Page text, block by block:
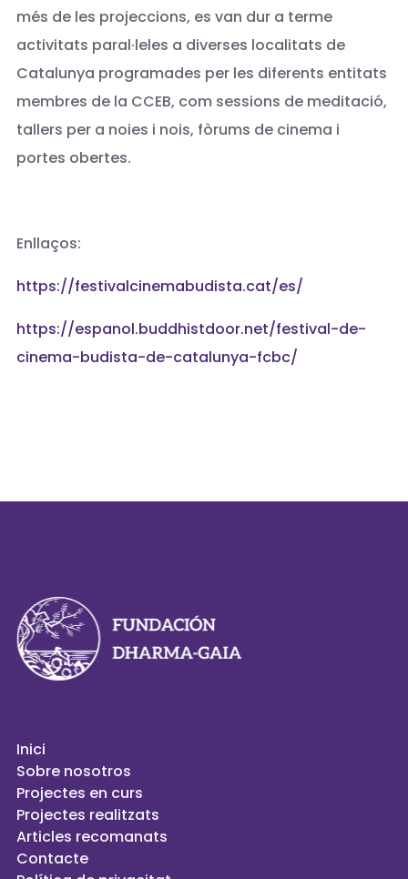
més de les projeccions, es van dur a terme
activitats paral·leles a diverses localitats de
Catalunya programades per les diferents entitats
membres de la CCEB, com sessions de meditació,
tallers per a noies i nois, fòrums de cinema i
portes obertes.
Enllaços:
https://festivalcinemabudista.cat/es/
https://espanol.buddhistdoor.net/festival-de-
cinema-budista-de-catalunya-fcbc/
Inici
Sobre nosotros
Projectes en curs
Projectes realitzats
Articles recomanats
Contacte